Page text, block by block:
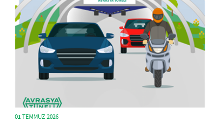
01 TEMMUZ 2026